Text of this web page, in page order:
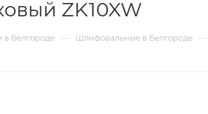
ZK10XW
в Белгороде — Шлифовальные в Белгороде —